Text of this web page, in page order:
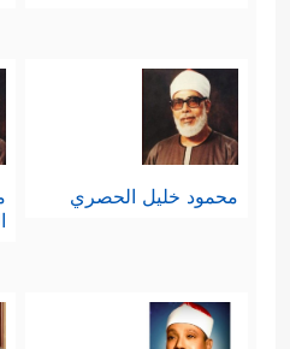
محمود خليل الحصري